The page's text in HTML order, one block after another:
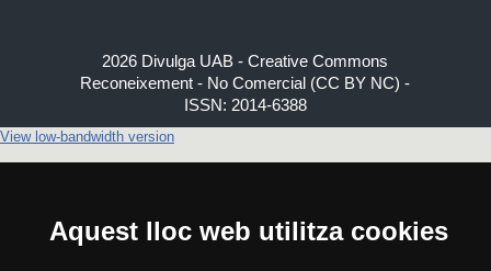
Aquest lloc web utilitza cookies
2026 Divulga UAB - Creative Commons
Reconeixement - No Comercial (CC BY NC) -
ISSN: 2014-6388
View low-bandwidth version